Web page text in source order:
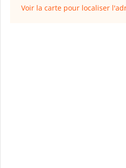
Voir la carte pour localiser